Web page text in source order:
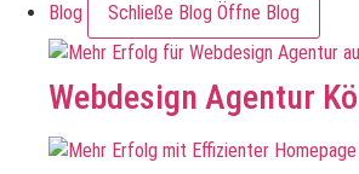
Blog Schließe Blog Öffne Blog
Webdesign Agentur